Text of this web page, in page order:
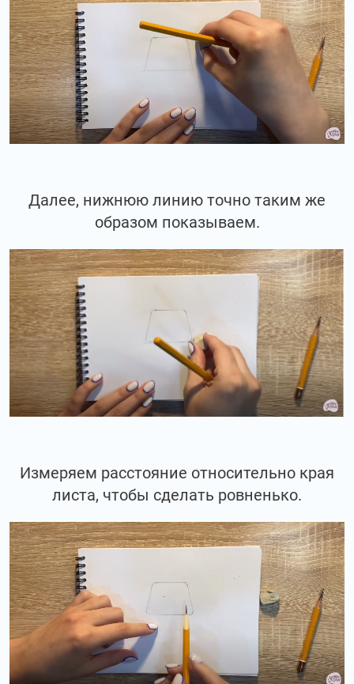
Далее, нижнюю линию точно таким же
образом показываем.
Измеряем расстояние относительно края
листа, чтобы сделать ровненько.